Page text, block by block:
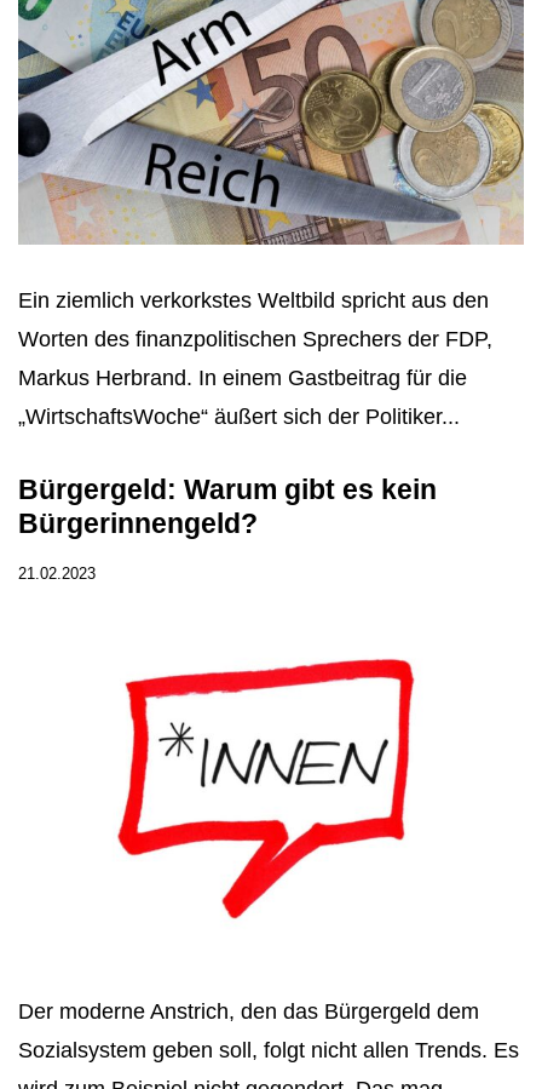
Ein ziemlich verkorkstes Weltbild spricht aus den
Worten des finanzpolitischen Sprechers der FDP,
Markus Herbrand. In einem Gastbeitrag für die
„WirtschaftsWoche“ äußert sich der Politiker...
Bürgergeld: Warum gibt es kein
Bürgerinnengeld?
21.02.2023
Der moderne Anstrich, den das Bürgergeld dem
Sozialsystem geben soll, folgt nicht allen Trends. Es